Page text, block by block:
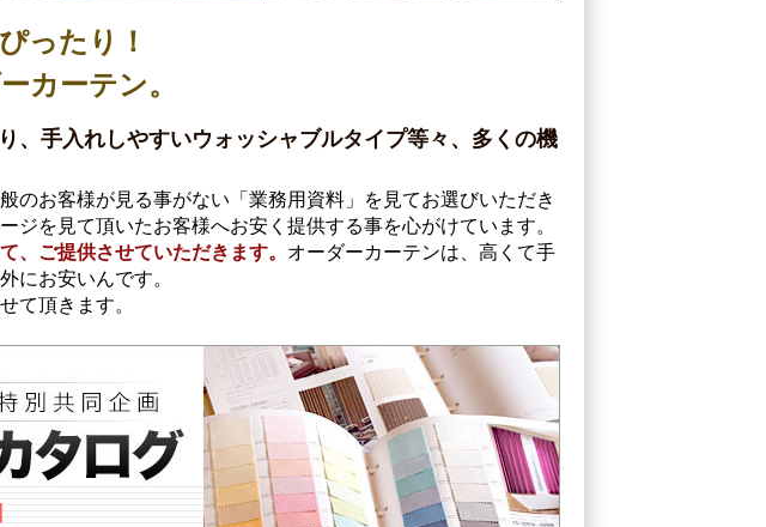
ったり！
カーテン。
、手入れしやすいウォッシャブルタイプ等々、多くの機
のお客様が見る事がない「業務用資料」を見てお選びいただき
ジを見て頂いたお客様へお安く提供する事を心がけています。
、ご提供させていただきます。 オーダーカーテンは、高くて手
にお安いんです。
て頂きます。